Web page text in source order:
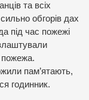
та всіх
обгорів дах
під час пожежі
пожежа.
пам’ятають,
годинник.